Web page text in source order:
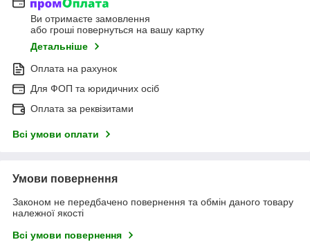
Ви отримаєте замовлення
або гроші повернуться на вашу картку
Детальніше
Оплата на рахунок
Для ФОП та юридичних осіб
Оплата за реквізитами
Всі умови оплати
Умови повернення
Законом не передбачено повернення та обмін даного товару
належної якості
Всі умови повернення